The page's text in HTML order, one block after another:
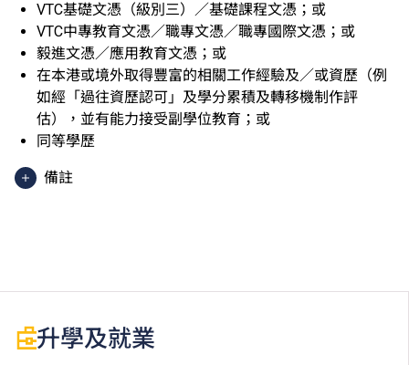
VTC基礎文憑（級別三）／基礎課程文憑；或
VTC中專教育文憑／職專文憑／職專國際文憑；或
毅進文憑／應用教育文憑；或
在本港或境外取得豐富的相關工作經驗及／或資歷（例
如經「過往資歷認可」及學分累積及轉移機制作評
估），並有能力接受副學位教育；或
同等學歷
備註
於申請入學時只可計算一科其他語言科目（丙類科
目）。2024年及以前之其他語言科目取得「D或E級」
升學及就業